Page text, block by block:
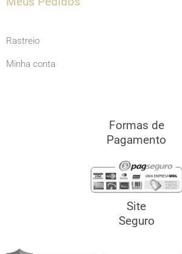
Rastreio
Minha conta
Formas de
Pagamento
Site
Seguro